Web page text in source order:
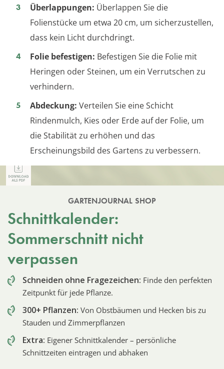
Überlappungen: Überlappen Sie die
Folienstücke um etwa 20 cm, um sicherzustellen,
dass kein Licht durchdringt.
Folie befestigen: Befestigen Sie die Folie mit
Heringen oder Steinen, um ein Verrutschen zu
verhindern.
Abdeckung: Verteilen Sie eine Schicht
Rindenmulch, Kies oder Erde auf der Folie, um
die Stabilität zu erhöhen und das
Erscheinungsbild des Gartens zu verbessern.
GARTENJOURNAL SHOP
Schnittkalender:
Sommerschnitt nicht
verpassen
Schneiden ohne Fragezeichen: Finde den perfekten
Zeitpunkt für jede Pflanze.
300+ Pflanzen: Von Obstbäumen und Hecken bis zu
Stauden und Zimmerpflanzen
Extra: Eigener Schnittkalender – persönliche
Schnittzeiten eintragen und abhaken